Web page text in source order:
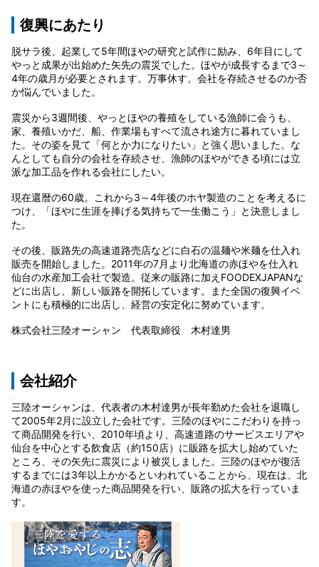
復興にあたり
脱サラ後、起業して5年間ほやの研究と試作に励み、6年目にして
やっと成果が出始めた矢先の震災でした。ほやが成長するまで3～
4年の歳月が必要とされます。万事休す。会社を存続させるのか否
か悩んでいました。
震災から3週間後、やっとほやの養殖をしている漁師に会うも、
家、養殖いかだ、船、作業場もすべて流され途方に暮れていまし
た。その姿を見て「何とか力になりたい」と強く思いました。な
んとしても自分の会社を存続させ、漁師のほやができる頃には立
派な加工品を作れる会社にしたい。
現在還暦の60歳。これから3～4年後のホヤ製造のことを考えるに
つけ、「ほやに生涯を捧げる気持ちで一生働こう」と決意しまし
た。
その後、販路先の高速道路売店などに白石の温麺や米麺を仕入れ
販売を開始しました。2011年の7月より北海道の赤ほやを仕入れ
仙台の水産加工会社で製造。従来の販路に加えFOODEXJAPANな
どに出店し、新しい販路を開拓しています。また全国の復興イベ
ントにも積極的に出店し、経営の安定化に努めています。
株式会社三陸オーシャン 代表取締役 木村達男
会社紹介
三陸オーシャンは、代表者の木村達男が長年勤めた会社を退職し
て2005年2月に設立した会社です。三陸のほやにこだわりを持っ
て商品開発を行い、2010年頃より、高速道路のサービスエリアや
仙台を中心とする飲食店（約150店）に販路を拡大し始めていた
ところ、その矢先に震災により被災しました。三陸のほやが復活
するまでには3年以上かかるといわれていることから、現在は、北
海道の赤ほやを使った商品開発を行い、販路の拡大を行っていま
す。